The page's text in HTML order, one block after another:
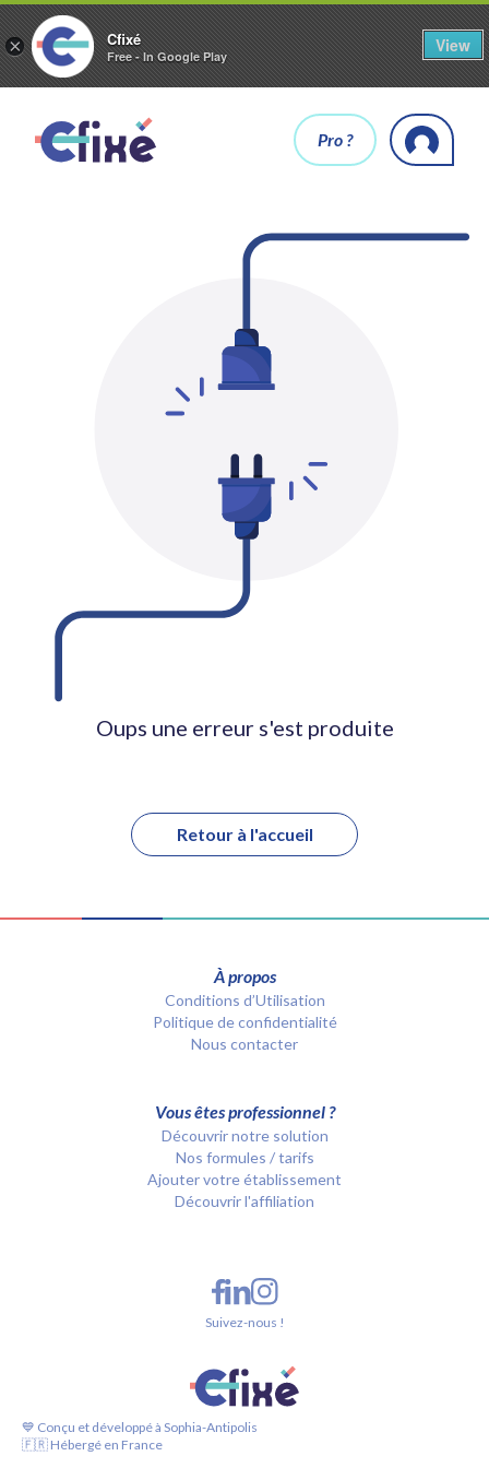
× Cfixé
Free - In Google Play
View
Pro ?
Oups une erreur s'est produite
Retour à l'accueil
À propos
Conditions d’Utilisation
Politique de confidentialité
Nous contacter
Vous êtes professionnel ?
Découvrir notre solution
Nos formules / tarifs
Ajouter votre établissement
Découvrir l'affiliation
💙 Conçu et développé à Sophia-Antipolis
🇫🇷 Hébergé en France
Suivez-nous !